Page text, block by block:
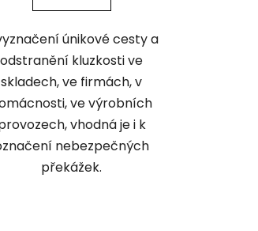
únikové cesty a
odstranění kluzkosti ve
skladech, ve firmách, v
ve výrobních
vhodná je i k
nebezpečných
překážek.